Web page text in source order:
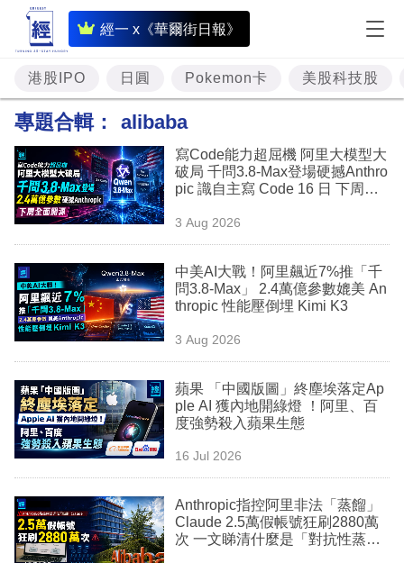
經一 x《華爾街日報》
即
時
財
經
題
投
資
樓
市
理
商
業
科
技
職
場
港股IPO 日圓 Pokemon卡 美股科技股
專題合輯： alibaba
寫Code能力超屈機 阿里大模型大
破局 千問3.8-Max登場硬撼Anthro
pic 識自主寫 Code 16 日 下周全
3 Aug 2026
中美AI大戰！阿里飆近7%推「千
問3.8-Max」 2.4萬億參數媲美 An
thropic 性能壓倒埋 Kimi K3
3 Aug 2026
蘋果 「中國版圖」終塵埃落定Ap
ple AI 獲內地開綠燈 ！阿里、百
度強勢殺入蘋果生態
16 Jul 2026
Anthropic指控阿里非法「蒸餾」
Claude 2.5萬假帳號狂刷2880萬
次 一文睇清什麼是「對抗性蒸